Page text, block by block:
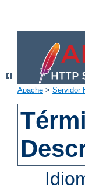
Apache > Servidor